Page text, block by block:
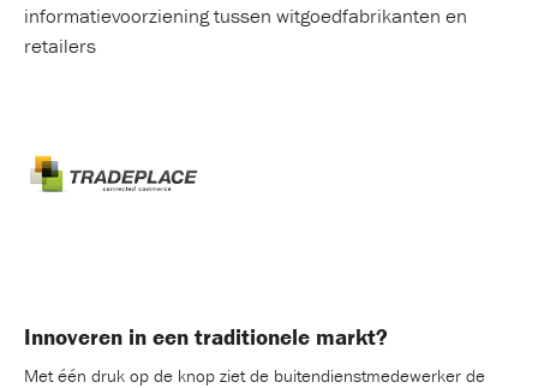
informatievoorziening tussen witgoedfabrikanten en
retailers
Innoveren in een traditionele markt?
Met één druk op de knop ziet de buitendienstmedewerker de